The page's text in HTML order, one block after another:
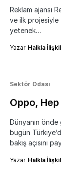
Reklam ajansı
ve ilk projesiyle
yetenek…
Yazar Halkla
Sektör Odası
Oppo,
Dünyanın önde
bugün
bakış açısını
Yazar Halkla